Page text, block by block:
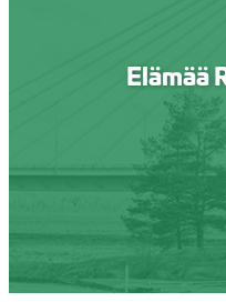
Elämää